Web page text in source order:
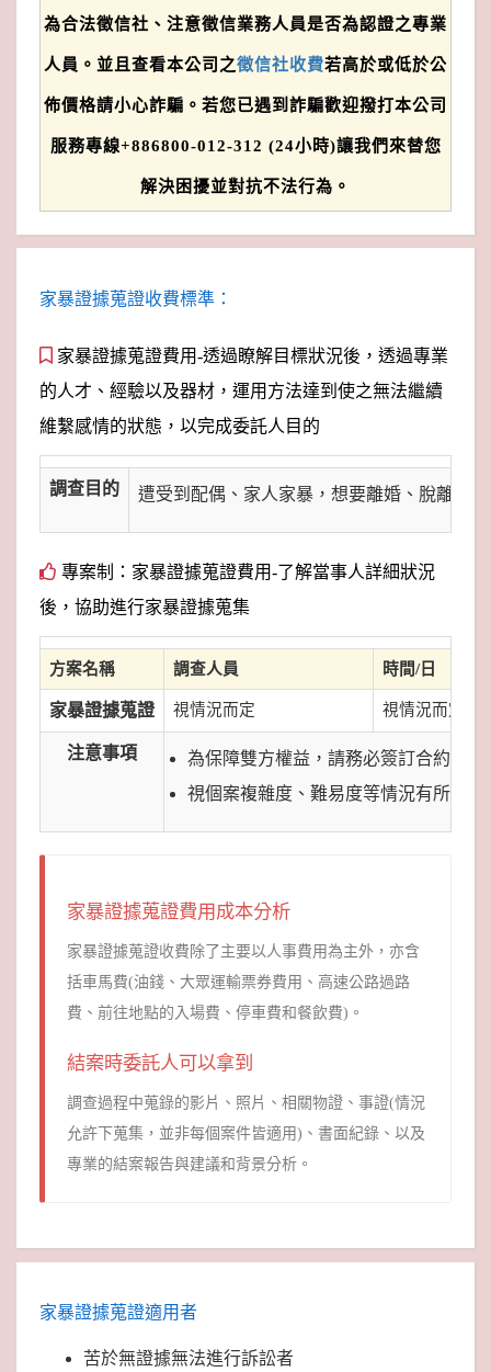
為合法徵信社、注意徵信業務人員是否為認證之專業
人員。並且查看本公司之徵信社收費若高於或低於公
佈價格請小心詐騙。若您已遇到詐騙歡迎撥打本公司
服務專線+886800-012-312 (24小時)讓我們來替您
解決困擾並對抗不法行為。
家暴證據蒐證收費標準：
家暴證據蒐證費用-透過瞭解目標狀況後，透過專業
的人才、經驗以及器材，運用方法達到使之無法繼續
維繫感情的狀態，以完成委託人目的
調查目的 遭受到配偶、家人家暴，想要離婚、脫離對
專案制：家暴證據蒐證費用-了解當事人詳細狀況
後，協助進行家暴證據蒐集
方案名稱 調查人員 時間/日
家暴證據蒐證 視情況而定 視情況而定
注意事項
為保障雙方權益，請務必簽訂合約。
視個案複雜度、難易度等情況有所不
家暴證據蒐證費用成本分析
家暴證據蒐證收費除了主要以人事費用為主外，亦含
括車馬費(油錢、大眾運輸票券費用、高速公路過路
費、前往地點的入場費、停車費和餐飲費)。
結案時委託人可以拿到
調查過程中蒐錄的影片、照片、相關物證、事證(情況
允許下蒐集，並非每個案件皆適用)、書面紀錄、以及
專業的結案報告與建議和背景分析。
家暴證據蒐證適用者
苦於無證據無法進行訴訟者